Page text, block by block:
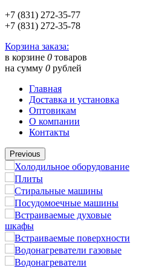
+7 (831) 272-35-77
+7 (831) 272-35-78
Корзина заказа:
в корзине 0 товаров
на сумму 0 рублей
Главная
Доставка и установка
Оптовикам
О компании
Контакты
Previous
Холодильное оборудование
Плиты
Стиральные машины
Посудомоечные машины
Встраиваемые духовые
шкафы
Встраиваемые поверхности
Водонагреватели газовые
Водонагреватели